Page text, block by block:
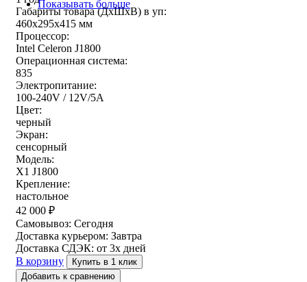
Показывать больше
Габариты товара (ДxШxВ) в уп:
460x295x415 мм
Процессор:
Intel Celeron J1800
Операционная система:
835
Электропитание:
100-240V / 12V/5A
Цвет:
черный
Экран:
сенсорный
Модель:
X1 J1800
Крепление:
настольное
42 000 ₽
Самовывоз: Сегодня
Доставка курьером: Завтра
Доставка СДЭК: от 3х дней
В корзину
Купить в 1 клик
Добавить к сравнению